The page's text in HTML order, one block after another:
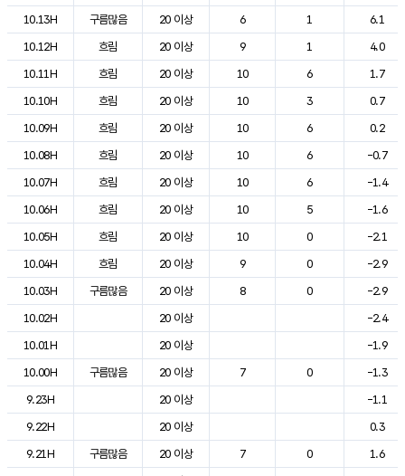
10.13H
구름많음 20 이상 6 1
6.1
10.12H
흐림 20 이상 9 1
4.0
10.11H
흐림 20 이상 10 6
1.7
10.10H
흐림 20 이상 10 3
0.7
10.09H
흐림 20 이상 10 6
0.2
10.08H
흐림 20 이상 10 6
-0.7
10.07H
흐림 20 이상 10 6
-1.4
10.06H
흐림 20 이상 10 5
-1.6
10.05H
흐림 20 이상 10 0
-2.1
10.04H
흐림 20 이상 9 0
-2.9
10.03H
구름많음 20 이상 8 0
-2.9
10.02H
20 이상
-2.4
10.01H
20 이상
-1.9
10.00H
구름많음 20 이상 7 0
-1.3
9.23H
20 이상
-1.1
9.22H
20 이상
0.3
9.21H
구름많음 20 이상 7 0
1.6